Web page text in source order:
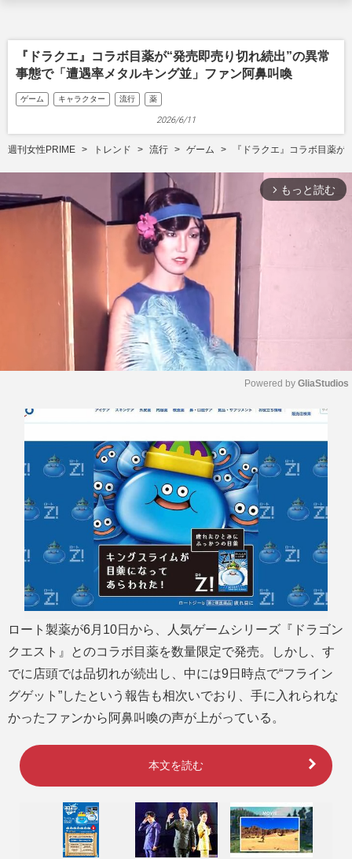
『ドラクエ』コラボ目薬が“発売即売り切れ続出”の異常
事態で「遭遇率メタルキング並」ファン阿鼻叫喚
ゲーム キャラクター 流行 薬
2026/6/11
週刊女性PRIME トレンド 流行 ゲーム 『ドラクエ』コラボ目薬
arrow_forward_ios もっと読む
M
e
Powered by GliaStudios
ロート製薬が6月10日から、人気ゲームシリーズ『ドラゴン
クエスト』とのコラボ目薬を数量限定で発売。しかし、す
でに店頭では品切れが続出し、中には9日時点で“フライン
グゲット”したという報告も相次いでおり、手に入れられな
かったファンから阿鼻叫喚の声が上がっている。
本文を読む